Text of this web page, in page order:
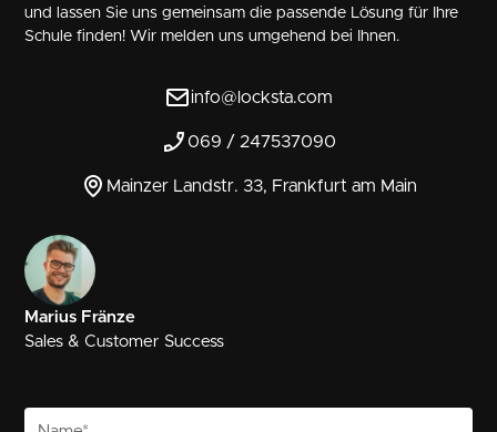
und lassen Sie uns gemeinsam die passende Lösung für Ihre
Schule finden! Wir melden uns umgehend bei Ihnen.
info@locksta.com
069 / 247537090
Mainzer Landstr. 33, Frankfurt am Main
Marius Fränze
Sales & Customer Success